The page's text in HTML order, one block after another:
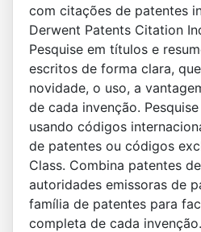
com citações de patentes
Derwent Patents Citation
Pesquise em títulos e
escritos de forma clara,
novidade, o uso, a
de cada invenção.
usando códigos
de patentes ou códigos
Class. Combina patentes
autoridades emissoras de
família de patentes para
completa de cada